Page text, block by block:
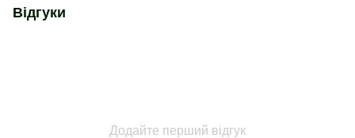
Відгуки
Додайте перший відгук